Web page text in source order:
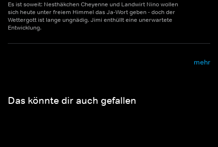
Es ist soweit: Nesthäkchen Cheyenne und Landwirt Nino wollen
sich heute unter freiem Himmel das Ja-Wort geben - doch der
Wettergott ist lange ungnädig. Jimi enthüllt eine unerwartete
Entwicklung.
mehr
Das könnte dir auch gefallen